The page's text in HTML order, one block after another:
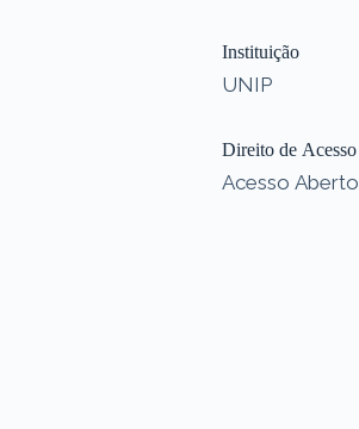
Instituição
UNIP
Direito de Acesso
Acesso Aberto